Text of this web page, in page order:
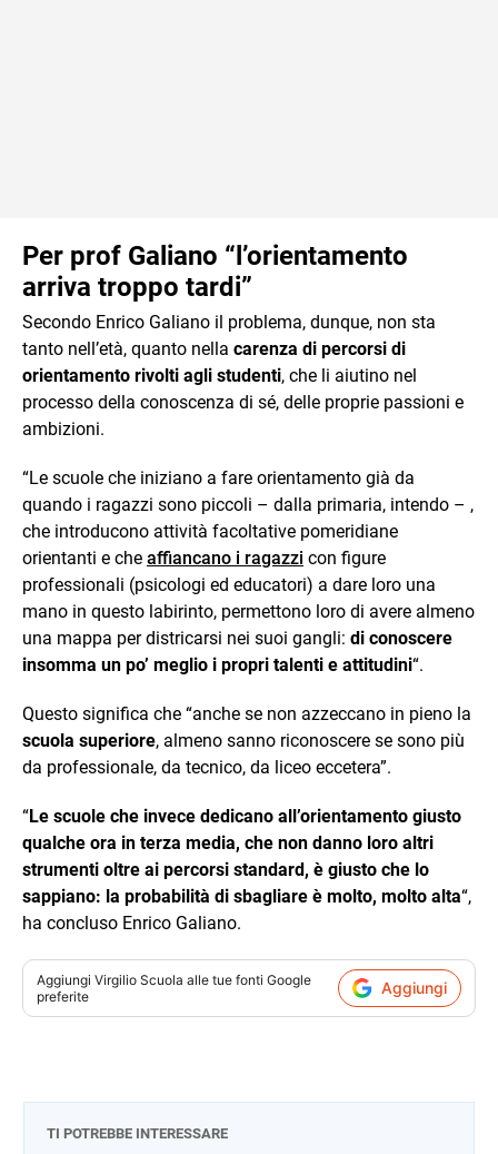
Per prof Galiano “l’orientamento
arriva troppo tardi”
Secondo Enrico Galiano il problema, dunque, non sta
tanto nell’età, quanto nella carenza di percorsi di
orientamento rivolti agli studenti, che li aiutino nel
processo della conoscenza di sé, delle proprie passioni e
ambizioni.
“Le scuole che iniziano a fare orientamento già da
quando i ragazzi sono piccoli – dalla primaria, intendo – ,
che introducono attività facoltative pomeridiane
orientanti e che affiancano i ragazzi con figure
professionali (psicologi ed educatori) a dare loro una
mano in questo labirinto, permettono loro di avere almeno
una mappa per districarsi nei suoi gangli: di conoscere
insomma un po’ meglio i propri talenti e attitudini“.
Questo significa che “anche se non azzeccano in pieno la
scuola superiore, almeno sanno riconoscere se sono più
da professionale, da tecnico, da liceo eccetera”.
“Le scuole che invece dedicano all’orientamento giusto
qualche ora in terza media, che non danno loro altri
strumenti oltre ai percorsi standard, è giusto che lo
sappiano: la probabilità di sbagliare è molto, molto alta“,
ha concluso Enrico Galiano.
Aggiungi Virgilio Scuola alle tue fonti Google
preferite
Aggiungi
TI POTREBBE INTERESSARE